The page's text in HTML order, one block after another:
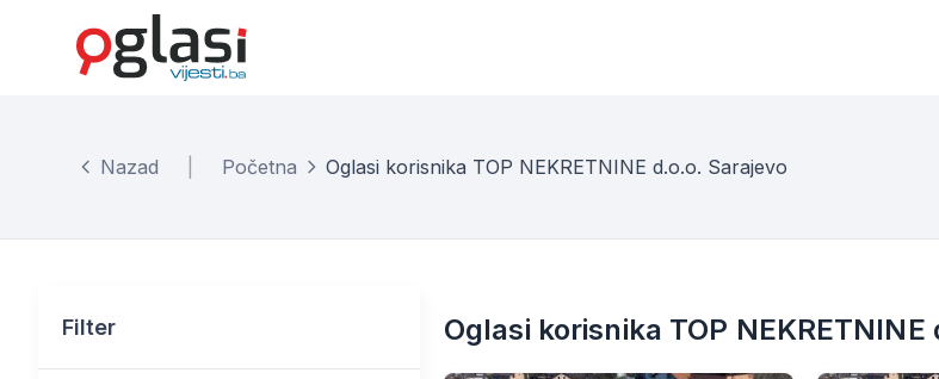
Nazad Početna Oglasi korisnika TOP NEKRETNINE d.o.o. Sarajevo
Filter Oglasi korisnika TOP